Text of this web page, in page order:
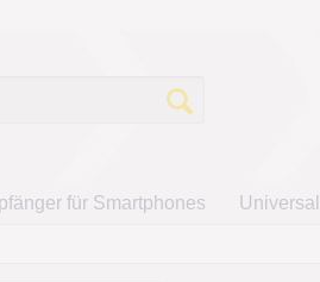
für Smartphones Universal